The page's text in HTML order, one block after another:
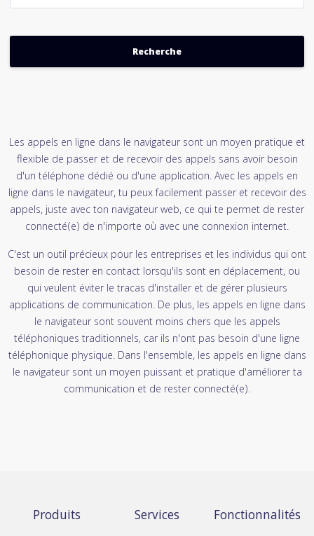
Les appels en ligne dans le navigateur sont un moyen pratique et
flexible de passer et de recevoir des appels sans avoir besoin
d'un téléphone dédié ou d'une application. Avec les appels en
ligne dans le navigateur, tu peux facilement passer et recevoir des
appels, juste avec ton navigateur web, ce qui te permet de rester
connecté(e) de n'importe où avec une connexion internet.
C'est un outil précieux pour les entreprises et les individus qui ont
besoin de rester en contact lorsqu'ils sont en déplacement, ou
qui veulent éviter le tracas d'installer et de gérer plusieurs
applications de communication. De plus, les appels en ligne dans
le navigateur sont souvent moins chers que les appels
téléphoniques traditionnels, car ils n'ont pas besoin d'une ligne
téléphonique physique. Dans l'ensemble, les appels en ligne dans
le navigateur sont un moyen puissant et pratique d'améliorer ta
communication et de rester connecté(e).
Produits Services Fonctionnalités